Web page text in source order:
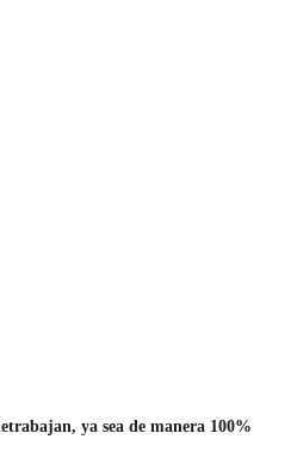
ya sea de manera 100%